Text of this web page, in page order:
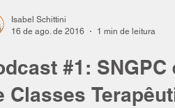
#1: SNGPC
Classes
Isabel Schittini
16 de ago. de 2016
1 min de leitura